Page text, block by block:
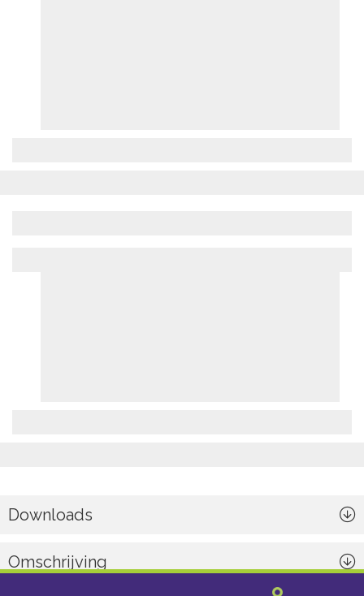
Downloads
Omschrijving